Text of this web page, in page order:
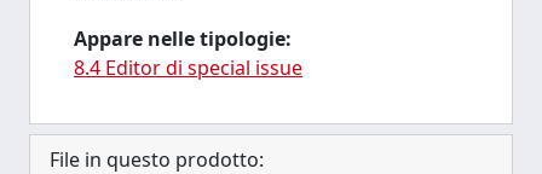
Appare nelle tipologie:
8.4 Editor di special issue
File in questo prodotto: